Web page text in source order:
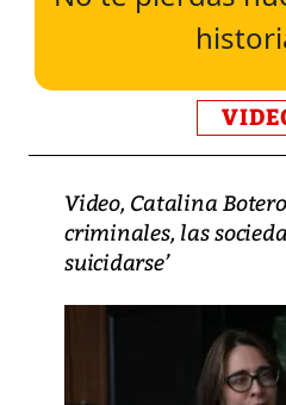
Video, Catalina
criminales, las
suicidarse’